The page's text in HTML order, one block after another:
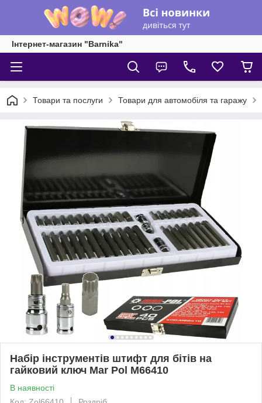
Інтернет-магазин "Barnika"
Товари та послуги Товари для автомобіля та гаражу
Набір інструментів штифт для бітів на
гайковий ключ Mar Pol M66410
В наявності